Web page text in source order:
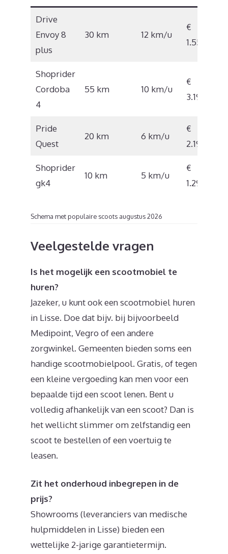
Drive
Envoy 8
plus
30 km 12 km/u
€
1.550
Shoprider
Cordoba
4
55 km 10 km/u
€
3.195
Pride
Quest
20 km 6 km/u
€
2.192
Shoprider
gk4
10 km 5 km/u
€
1.295
Schema met populaire scoots augustus 2026
Veelgestelde vragen
Is het mogelijk een scootmobiel te
huren?
Jazeker, u kunt ook een scootmobiel huren
in Lisse. Doe dat bijv. bij bijvoorbeeld
Medipoint, Vegro of een andere
zorgwinkel. Gemeenten bieden soms een
handige scootmobielpool. Gratis, of tegen
een kleine vergoeding kan men voor een
bepaalde tijd een scoot lenen. Bent u
volledig afhankelijk van een scoot? Dan is
het wellicht slimmer om zelfstandig een
scoot te bestellen of een voertuig te
leasen.
Zit het onderhoud inbegrepen in de
prijs?
Showrooms (leveranciers van medische
hulpmiddelen in Lisse) bieden een
wettelijke 2-jarige garantietermijn.